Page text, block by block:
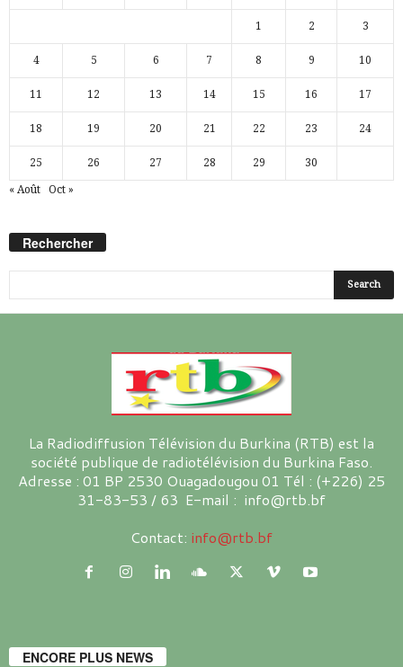
1 2 3
4 5 6 7 8 9 10
11 12 13 14 15 16 17
18 19 20 21 22 23 24
25 26 27 28 29 30
« Août Oct »
Rechercher
La Radiodiffusion Télévision du Burkina (RTB) est la
société publique de radiotélévision du Burkina Faso.
Adresse : 01 BP 2530 Ouagadougou 01 Tél : (+226) 25
31-83-53 / 63 E-mail : info@rtb.bf
Contact: info@rtb.bf
ENCORE PLUS NEWS